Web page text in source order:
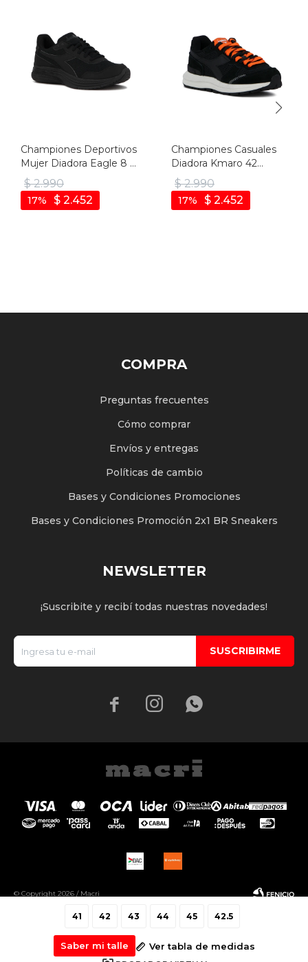
41 42 43 44 45 42.5
Saber mi talle Ver tabla de medidas
Championes Deportivos
Mujer Diadora Eagle 8 -
Negro-negro
$ 2.990
$ 2.452
17
Championes Casuales
Diadora Kmaro 42
Pigskin Wax Unisex -
Negro-negro
$ 2.990
$ 2.452
17
COMPRA
Preguntas frecuentes
Cómo comprar
Envíos y entregas
Políticas de cambio
Bases y Condiciones Promociones
Bases y Condiciones Promoción 2x1 BR Sneakers
NEWSLETTER
¡Suscribite y recibí todas nuestras novedades!
SUSCRIBIRME
  
© Copyright 2026 / Macri